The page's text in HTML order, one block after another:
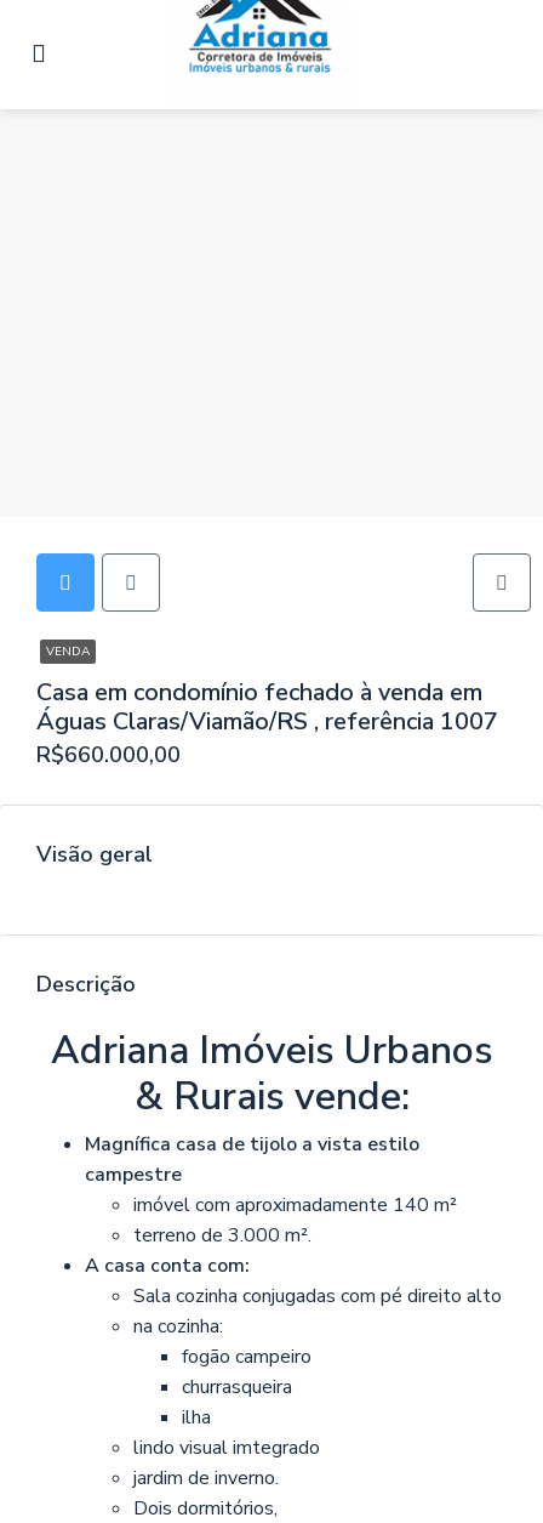
VENDA
Casa em condomínio fechado à venda em
Águas Claras/Viamão/RS , referência 1007
R$660.000,00
Visão geral
Descrição
Adriana Imóveis Urbanos
& Rurais vende:
Magnífica casa de tijolo a vista estilo
campestre
imóvel com aproximadamente 140 m²
terreno de 3.000 m².
A casa conta com:
Sala cozinha conjugadas com pé direito alto
na cozinha:
fogão campeiro
churrasqueira
ilha
lindo visual imtegrado
jardim de inverno.
Dois dormitórios,